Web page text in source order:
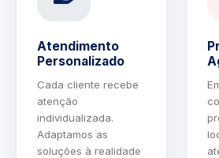
Atendimento
Personalizado
Cada cliente recebe
atenção
individualizada.
Adaptamos as
soluções à realidade